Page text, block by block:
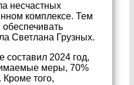
несчастных
комплексе. Тем
Светлана Грузных.
составил 2024 год,
меры, 70%
того,